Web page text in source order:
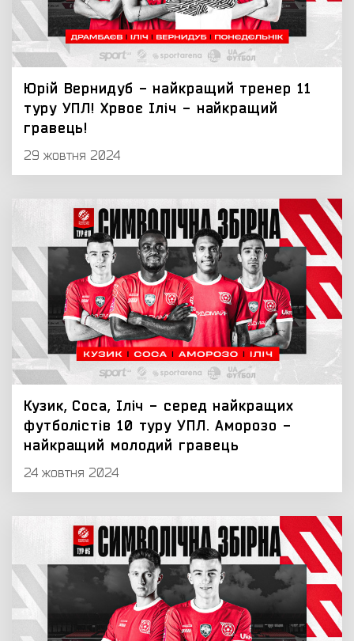
Юрій Вернидуб - найкращий тренер 11
туру УПЛ! Хрвоє Іліч - найкращий
гравець!
29 жовтня 2024
Кузик, Соса, Іліч - серед найкращих
футболістів 10 туру УПЛ. Аморозо -
найкращий молодий гравець
24 жовтня 2024